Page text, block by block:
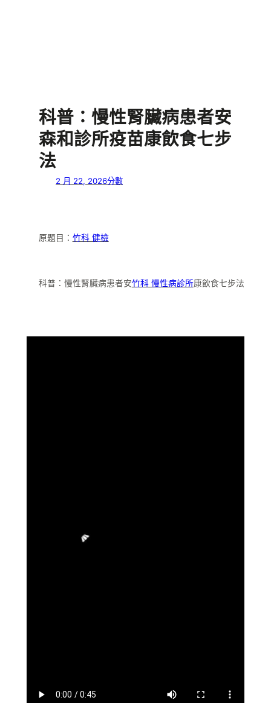
科普：慢性腎臟病患者安
森和診所疫苗康飲食七步
法
2 月 22, 2026分數
原題目： 竹科 健檢
科普：慢性腎臟病患者安竹科 慢性病診所康飲食七步法